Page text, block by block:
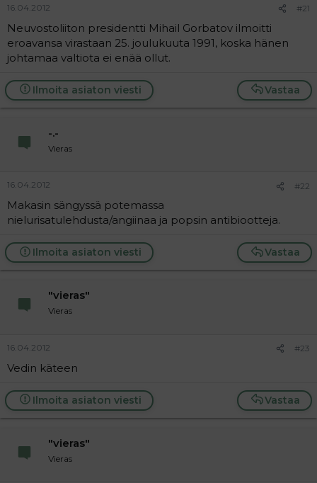
16.04.2012 #21
Neuvostoliiton presidentti Mihail Gorbatov ilmoitti
eroavansa virastaan 25. joulukuuta 1991, koska hänen
johtamaa valtiota ei enää ollut.
Vastaa
Ilmoita asiaton viesti
-.-
Vieras
16.04.2012 #22
Makasin sängyssä potemassa
nielurisatulehdusta/angiinaa ja popsin antibiootteja.
Vastaa
Ilmoita asiaton viesti
"vieras"
Vieras
16.04.2012 #23
Vedin käteen
Vastaa
Ilmoita asiaton viesti
"vieras"
Vieras